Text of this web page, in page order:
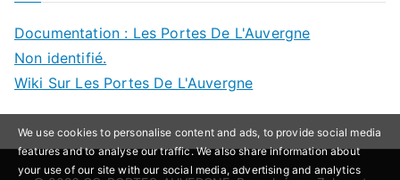
Documentation : Les Portes De L'Auvergne
Non identifié.
Wiki Sur Les Portes De L'Auvergne
We use cookies to personalise content and ads, to provide social media
features and to analyse our traffic. We also share information about
your use of our site with our social media, advertising and analytics